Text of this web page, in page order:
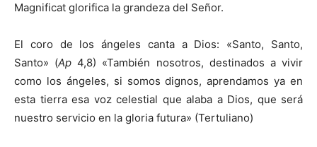
Magnificat glorifica la grandeza del Señor.
El coro de los ángeles canta a Dios: «Santo, Santo,
Santo» (Ap 4,8) «También nosotros, destinados a vivir
como los ángeles, si somos dignos, aprendamos ya en
esta tierra esa voz celestial que alaba a Dios, que será
nuestro servicio en la gloria futura» (Tertuliano)